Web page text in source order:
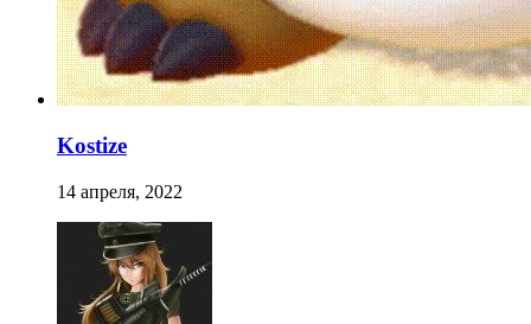
Kostize
14 апреля, 2022